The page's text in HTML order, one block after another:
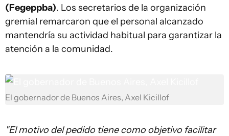
(Fegeppba). Los secretarios de la organización
gremial remarcaron que el personal alcanzado
mantendría su actividad habitual para garantizar la
atención a la comunidad.
El gobernador de Buenos Aires, Axel Kicillof
"El motivo del pedido tiene como objetivo facilitar